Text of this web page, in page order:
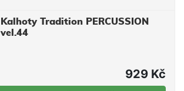
Kalhoty Tradition PERCUSSION
vel.44
929 Kč